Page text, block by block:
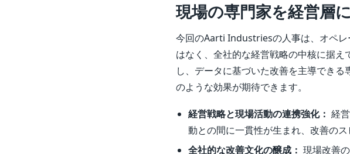
現場の専門家を経営層
今回のAarti Industriesの人事は、オペ
はなく、全社的な経営戦略の中核に据
し、データに基づいた改善を主導でき
のような効果が期待できます。
経営戦略と現場活動の連携強化： 経
動との間に一貫性が生まれ、改善のス
全社的な改善文化の醸成： 現場改善